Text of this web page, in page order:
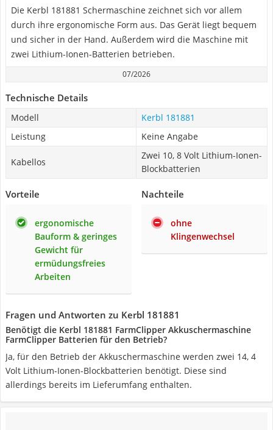
Die Kerbl 181881 Schermaschine zeichnet sich vor allem
durch ihre ergonomische Form aus. Das Gerät liegt bequem
und sicher in der Hand. Außerdem wird die Maschine mit
zwei Lithium-Ionen-Batterien betrieben.
07/2026
Technische Details
Modell
Kerbl 181881
Leistung
Keine Angabe
Kabellos
Zwei 10, 8 Volt Lithium-Ionen-
Blockbatterien
Vorteile
ergonomische
Bauform & geringes
Gewicht für
ermüdungsfreies
Arbeiten
Nachteile
ohne
Klingenwechsel
Fragen und Antworten zu Kerbl 181881
Benötigt die Kerbl 181881 FarmClipper Akkuschermaschine
FarmClipper Batterien für den Betrieb?
Ja, für den Betrieb der Akkuschermaschine werden zwei 14, 4
Volt Lithium-Ionen-Blockbatterien benötigt. Diese sind
allerdings bereits im Lieferumfang enthalten.